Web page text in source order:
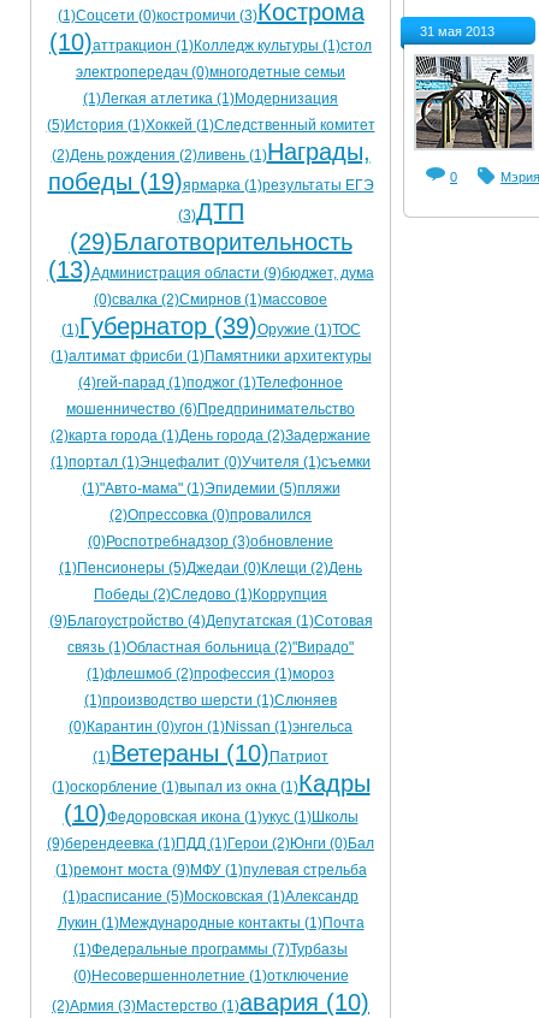
Ограничения движения транспорта на майские
Электронные транспортные карты
31 мая 2013
0 Мэрия
(1)Соцсети (0)костромичи (3)Кострома
(10)аттракцион (1)Колледж культуры (1)стол
электропередач (0)многодетные семьи
(1)Легкая атлетика (1)Модернизация
(5)История (1)Хоккей (1)Следственный комитет
(2)День рождения (2)ливень (1)Награды,
победы (19)ярмарка (1)результаты ЕГЭ
(3)ДТП
(29)Благотворительность
(13)Администрация области (9)бюджет, дума
(0)свалка (2)Смирнов (1)массовое
(1)Губернатор (39)Оружие (1)ТОС
(1)алтимат фрисби (1)Памятники архитектуры
(4)гей-парад (1)поджог (1)Телефонное
мошенничество (6)Предпринимательство
(2)карта города (1)День города (2)Задержание
(1)портал (1)Энцефалит (0)Учителя (1)съемки
(1)"Авто-мама" (1)Эпидемии (5)пляжи
(2)Опрессовка (0)провалился
(0)Роспотребнадзор (3)обновление
(1)Пенсионеры (5)Джедаи (0)Клещи (2)День
Победы (2)Следово (1)Коррупция
(9)Благоустройство (4)Депутатская (1)Сотовая
связь (1)Областная больница (2)"Вирадо"
(1)флешмоб (2)профессия (1)мороз
(1)производство шерсти (1)Слюняев
(0)Карантин (0)угон (1)Nissan (1)энгельса
(1)Ветераны (10) Патриот
(1)оскорбление (1)выпал из окна (1)Кадры
(10)Федоровская икона (1)укус (1)Школы
(9)берендеевка (1)ПДД (1)Герои (2)Юнги (0)Бал
(1)ремонт моста (9)МФУ (1)пулевая стрельба
(1)расписание (5)Московская (1)Александр
Лукин (1)Международные контакты (1)Почта
(1)Федеральные программы (7)Турбазы
(0)Несовершеннолетние (1)отключение
(2)Армия (3)Мастерство (1)авария (10)